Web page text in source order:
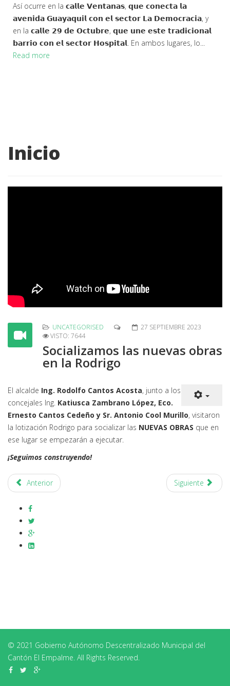
Así ocurre en la 𝗰𝗮𝗹𝗹𝗲 𝗩𝗲𝗻𝘁𝗮𝗻𝗮𝘀, 𝗾𝘂𝗲 𝗰𝗼𝗻𝗲𝗰𝘁𝗮 𝗹𝗮
𝗮𝘃𝗲𝗻𝗶𝗱𝗮 𝗚𝘂𝗮𝘆𝗮𝗾𝘂𝗶𝗹 𝗰𝗼𝗻 𝗲𝗹 𝘀𝗲𝗰𝘁𝗼𝗿 𝗟𝗮 𝗗𝗲𝗺𝗼𝗰𝗿𝗮𝗰𝗶𝗮, y
en la 𝗰𝗮𝗹𝗹𝗲 𝟮𝟵 𝗱𝗲 𝗢𝗰𝘁𝘂𝗯𝗿𝗲, 𝗾𝘂𝗲 𝘂𝗻𝗲 𝗲𝘀𝘁𝗲 𝘁𝗿𝗮𝗱𝗶𝗰𝗶𝗼𝗻𝗮𝗹
𝗯𝗮𝗿𝗿𝗶𝗼 𝗰𝗼𝗻 𝗲𝗹 𝘀𝗲𝗰𝘁𝗼𝗿 𝗛𝗼𝘀𝗽𝗶𝘁𝗮𝗹. En ambos lugares, lo...
Read more
Inicio
UNCATEGORISED
27 SEPTIEMBRE 2023
VISTO: 7644
Socializamos las nuevas obras
en la Rodrigo
El alcalde Ing. Rodolfo Cantos Acosta, junto a los
concejales Ing. Katiusca Zambrano López, Eco.
Ernesto Cantos Cedeño y Sr. Antonio Cool Murillo, visitaron
la lotización Rodrigo para socializar las NUEVAS OBRAS que en
ese lugar se empezarán a ejecutar.
¡Seguimos construyendo!
Anterior Siguiente
© 2021 Gobierno Autónomo Descentralizado Municipal del
Cantón El Empalme. All Rights Reserved.